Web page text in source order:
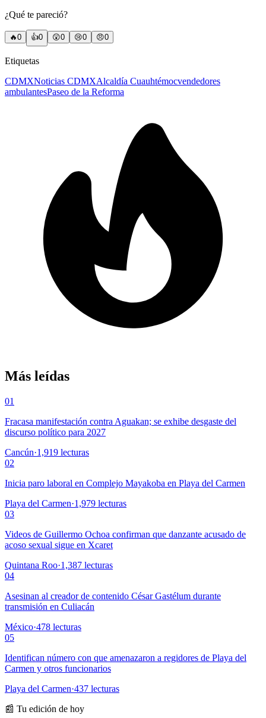
¿Qué te pareció?
🔥0 👍0 😲0 😢0 😠0
Etiquetas
CDMXNoticias CDMXAlcaldía Cuauhtémocvendedores
ambulantesPaseo de la Reforma
Más leídas
01
Fracasa manifestación contra Aguakan; se exhibe desgaste del
discurso político para 2027
Cancún·1,919 lecturas
02
Inicia paro laboral en Complejo Mayakoba en Playa del Carmen
Playa del Carmen·1,979 lecturas
03
Videos de Guillermo Ochoa confirman que danzante acusado de
acoso sexual sigue en Xcaret
Quintana Roo·1,387 lecturas
04
Asesinan al creador de contenido César Gastélum durante
transmisión en Culiacán
México·478 lecturas
05
Identifican número con que amenazaron a regidores de Playa del
Carmen y otros funcionarios
Playa del Carmen·437 lecturas
📰 Tu edición de hoy